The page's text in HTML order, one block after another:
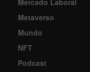
Metaverso
Mundo
NFT
Podcast